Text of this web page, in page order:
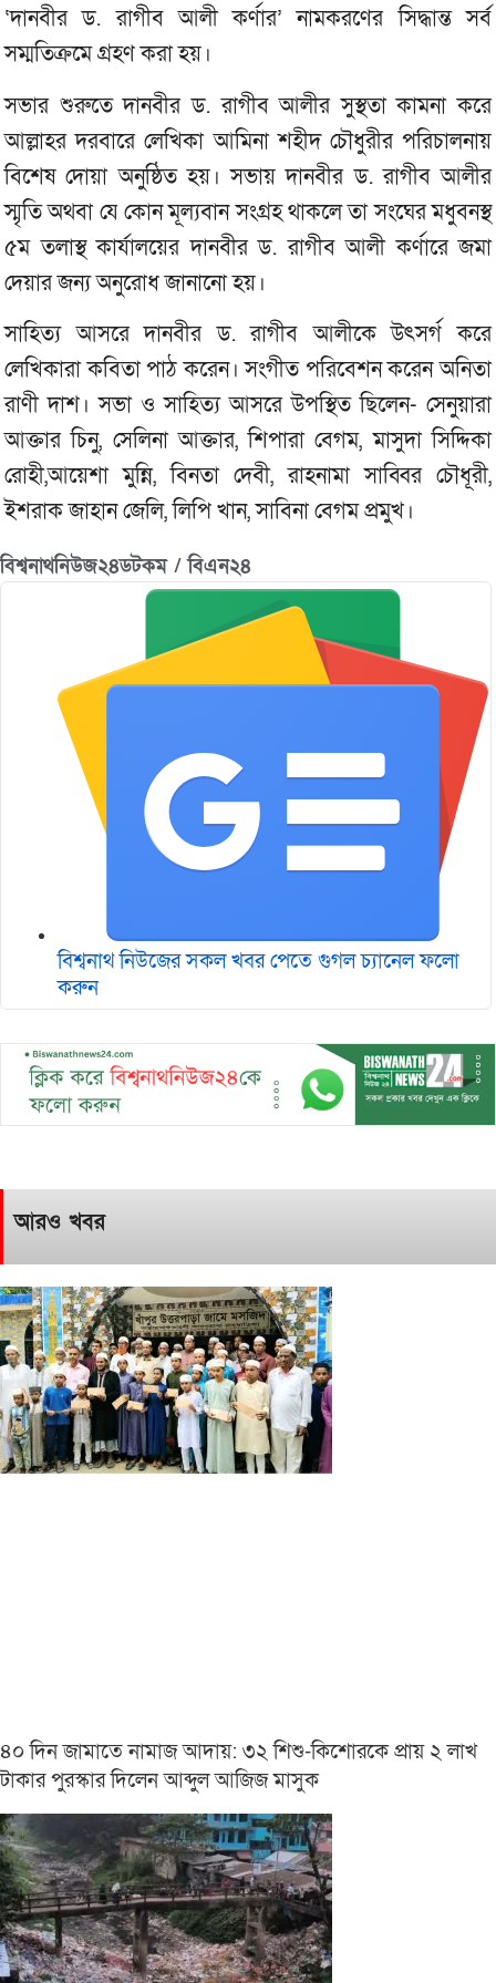
‘দানবীর ড. রাগীব আলী কর্ণার’ নামকরণের সিদ্ধান্ত সর্ব
সম্মতিক্রমে গ্রহণ করা হয়।
সভার শুরুতে দানবীর ড. রাগীব আলীর সুস্থতা কামনা করে
আল্লাহর দরবারে লেখিকা আমিনা শহীদ চৌধুরীর পরিচালনায়
বিশেষ দোয়া অনুষ্ঠিত হয়। সভায় দানবীর ড. রাগীব আলীর
স্মৃতি অথবা যে কোন মূল্যবান সংগ্রহ থাকলে তা সংঘের মধুবনস্থ
৫ম তলাস্থ কার্যালয়ের দানবীর ড. রাগীব আলী কর্ণারে জমা
দেয়ার জন্য অনুরোধ জানানো হয়।
সাহিত্য আসরে দানবীর ড. রাগীব আলীকে উৎসর্গ করে
লেখিকারা কবিতা পাঠ করেন। সংগীত পরিবেশন করেন অনিতা
রাণী দাশ। সভা ও সাহিত্য আসরে উপস্থিত ছিলেন- সেনুয়ারা
আক্তার চিনু, সেলিনা আক্তার, শিপারা বেগম, মাসুদা সিদ্দিকা
রোহী,আয়েশা মুন্নি, বিনতা দেবী, রাহনামা সাব্বির চৌধূরী,
ইশরাক জাহান জেলি, লিপি খান, সাবিনা বেগম প্রমুখ।
বিশ্বনাথনিউজ২৪ডটকম / বিএন২৪
বিশ্বনাথ নিউজের সকল খবর পেতে গুগল চ‌্যানেল ফলো
করুন
আরও খবর
৪০ দিন জামাতে নামাজ আদায়: ৩২ শিশু-কিশোরকে প্রায় ২ লাখ
টাকার পুরস্কার দিলেন আব্দুল আজিজ মাসুক